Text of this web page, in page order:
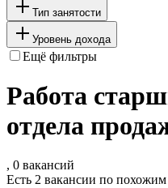
Тип занятости
Уровень дохода
Ещё фильтры
Работа
отдела
, 0 вакансий
Есть 2 вакансии по похожим